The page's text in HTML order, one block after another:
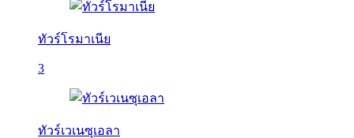
ทัวร์โรมาเนีย
3
ทัวร์เวเนซุเอลา